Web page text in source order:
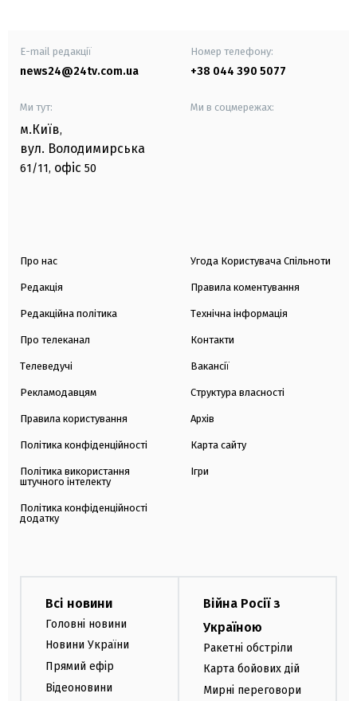
E-mail редакції
news24@24tv.com.ua
Номер телефону:
+38 044 390 5077
Ми тут:
м.Київ,
вул. Володимирська
61/11, офіс 50
Ми в соцмережах:
Про нас
Редакція
Редакційна політика
Про телеканал
Телеведучі
Рекламодавцям
Правила користування
Політика конфіденційності
Політика використання
штучного інтелекту
Політика конфіденційності
додатку
Угода Користувача Спільноти
Правила коментування
Технічна інформація
Контакти
Вакансії
Структура власності
Архів
Карта сайту
Ігри
Всі новини
Головні новини
Новини України
Прямий ефір
Відеоновини
Війна Росії з
Україною
Ракетні обстріли
Карта бойових дій
Мирні переговори